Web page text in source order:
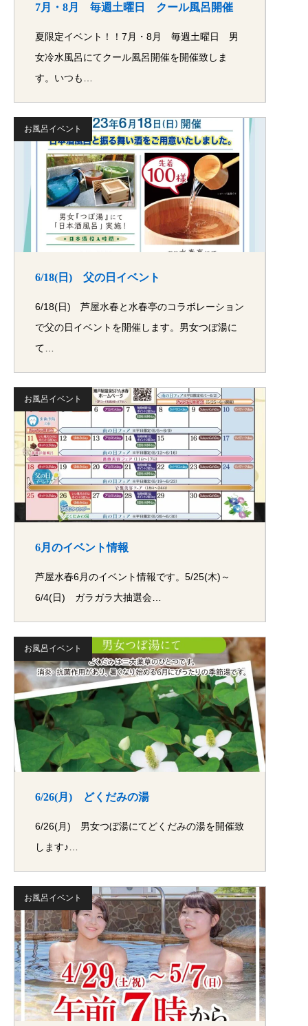
7月・8月 毎週土曜日 クール風呂開催
夏限定イベント！！7月・8月 毎週土曜日 男
女冷水風呂にてクール風呂開催を開催致しま
す。いつも…
お風呂イベント
6/18(日) 父の日イベント
6/18(日) 芦屋水春と水春亭のコラボレーション
で父の日イベントを開催します。男女つぼ湯に
て…
お風呂イベント
6月のイベント情報
芦屋水春6月のイベント情報です。5/25(木)～
6/4(日) ガラガラ大抽選会…
お風呂イベント
6/26(月) どくだみの湯
6/26(月) 男女つぼ湯にてどくだみの湯を開催致
します♪…
お風呂イベント